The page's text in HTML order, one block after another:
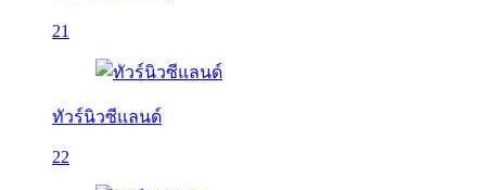
21
ทัวร์นิวซีแลนด์
22